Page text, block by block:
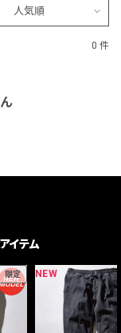
人気順
0 件
イテム
限定 NEW